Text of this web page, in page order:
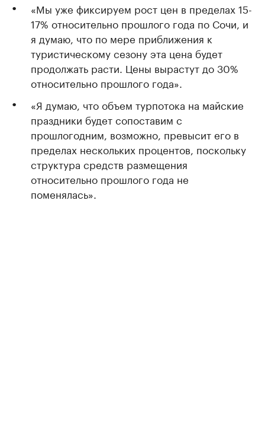
«Мы уже фиксируем рост цен в пределах 15-
17% относительно прошлого года по Сочи, и
я думаю, что по мере приближения к
туристическому сезону эта цена будет
продолжать расти. Цены вырастут до 30%
относительно прошлого года».
«Я думаю, что объем турпотока на майские
праздники будет сопоставим с
прошлогодним, возможно, превысит его в
пределах нескольких процентов, поскольку
структура средств размещения
относительно прошлого года не
поменялась».